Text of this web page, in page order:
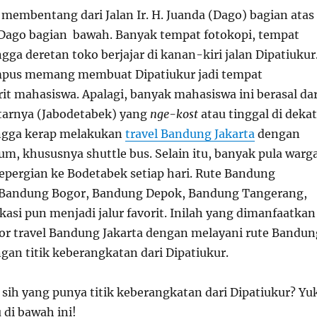
dari Jalan Ir. H. Juanda (Dago) bagian atas
bagian bawah. Banyak tempat fotokopi, tempat
deretan toko berjajar di kanan-kiri jalan
memang membuat Dipatiukur jadi tempat
mahasiswa. Apalagi, banyak mahasiswa ini berasal
(Jabodetabek) yang nge-kostatau tinggal di dekat
kerap melakukan travel Bandung Jakartadengan
khususnya shuttle bus. Selain itu, banyak pula
ke Bodetabek setiap hari. Rute Bandung
Bogor, Bandung Depok, Bandung Tangerang,
pun menjadi jalur favorit. Inilah yang dimanfaatkan
travel Bandung Jakarta dengan melayani rute
titik keberangkatan dari Dipatiukur.
sih yang punya titik keberangkatan dari Dipatiukur?
di bawah ini!